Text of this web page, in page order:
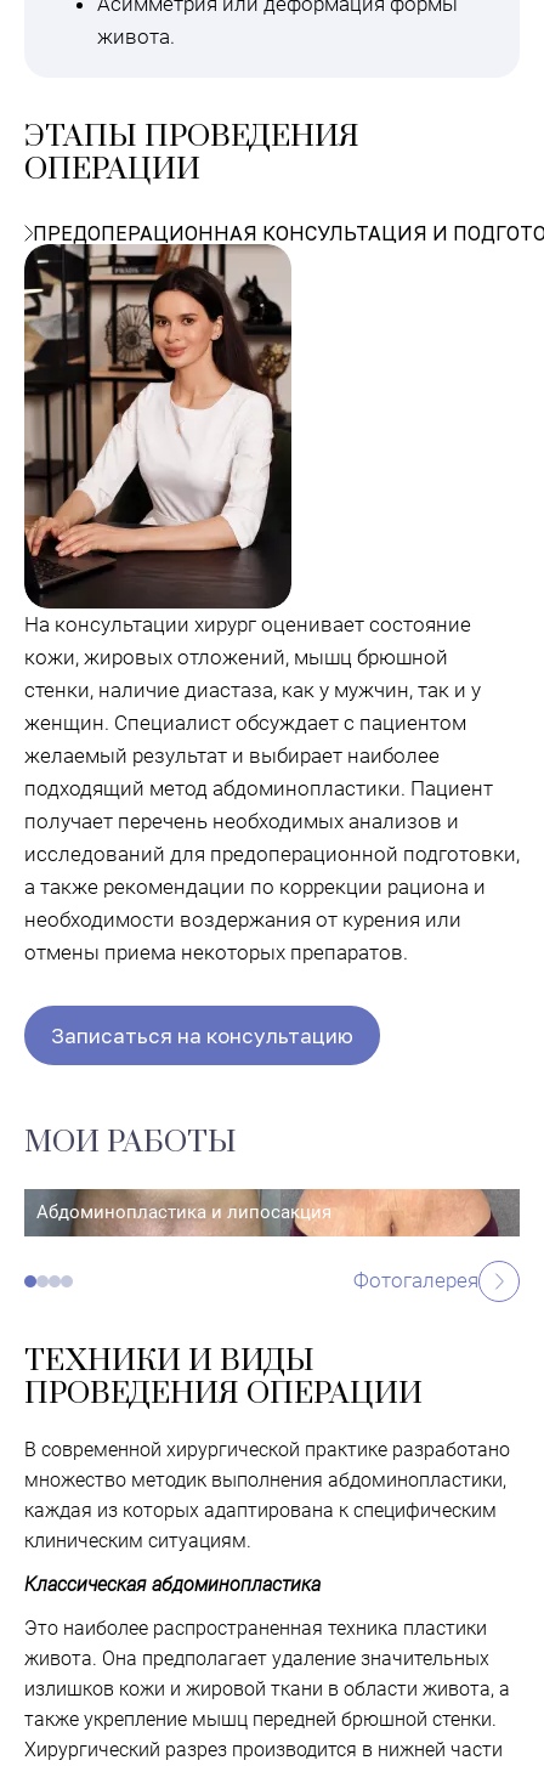
живота.
ЭТАПЫ ПРОВЕДЕНИЯ
ОПЕРАЦИИ
ПРЕДОПЕРАЦИОННАЯ КОНСУЛЬТАЦИЯ И
На консультации хирург оценивает состояние
кожи, жировых отложений, мышц брюшной
стенки, наличие диастаза, как у мужчин, так и у
женщин. Специалист обсуждает с пациентом
желаемый результат и выбирает наиболее
подходящий метод абдоминопластики. Пациент
получает перечень необходимых анализов и
исследований для предоперационной подготовки,
а также рекомендации по коррекции рациона и
необходимости воздержания от курения или
отмены приема некоторых препаратов.
Записаться на консультацию
МОИ РАБОТЫ
Абдоминопластика и липосакция
Фотогалерея
ТЕХНИКИ И ВИДЫ
ПРОВЕДЕНИЯ ОПЕРАЦИИ
В современной хирургической практике разработано
множество методик выполнения абдоминопластики,
каждая из которых адаптирована к специфическим
клиническим ситуациям.
Классическая абдоминопластика
Это наиболее распространенная техника пластики
живота. Она предполагает удаление значительных
излишков кожи и жировой ткани в области живота, а
также укрепление мышц передней брюшной стенки.
Хирургический разрез производится в нижней части